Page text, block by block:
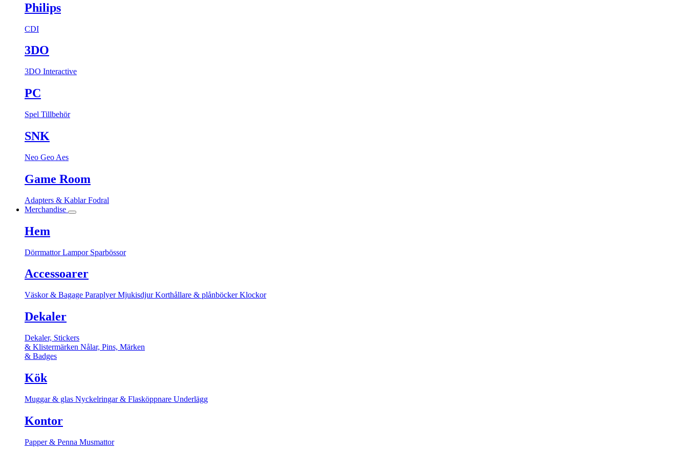
Philips
CDI
3DO
3DO Interactive
PC
Spel Tillbehör
SNK
Neo Geo Aes
Game Room
Adapters & KablarFodral
Merchandise
Hem
DörrmattorLampor Sparbössor
Accessoarer
Väskor & Bagage ParaplyerMjukisdjurKorthållare & plånböckerKlockor
Dekaler
Dekaler, Stickers
& Klistermärken Nålar, Pins, Märken
& Badges
Kök
Muggar & glas Nyckelringar & Flasköppnare Underlägg
Kontor
Papper & Penna Musmattor